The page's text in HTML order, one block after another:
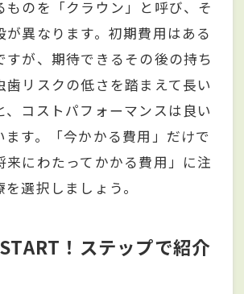
ものを「クラウン」と呼び、そ
が異なります。初期費用はある
すが、期待できるその後の持ち
歯リスクの低さを踏まえて長い
、コストパフォーマンスは良い
ます。「今かかる費用」だけで
来にわたってかかる費用」に注
選択しましょう。
！ステップで紹介